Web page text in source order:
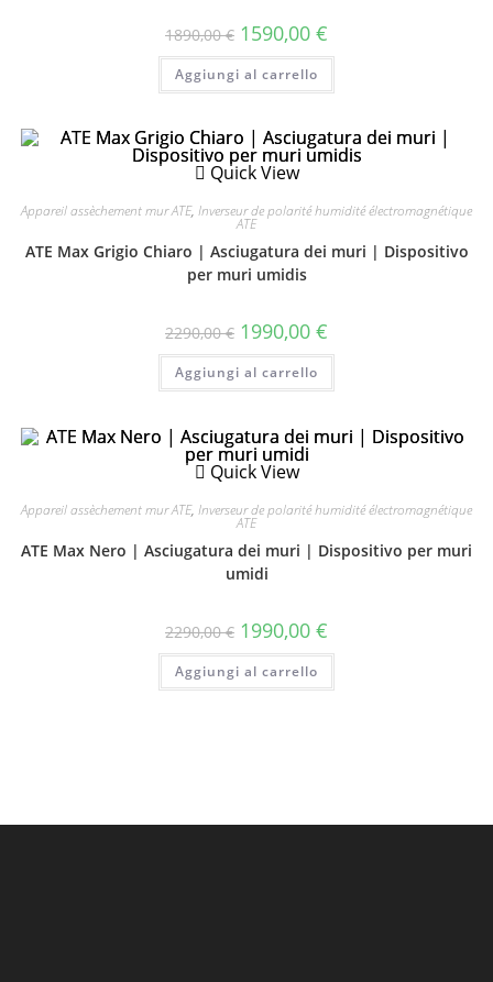
1890,00€ 1590,00 €
Aggiungi al carrello
Quick View
Appareil assèchement mur ATE, Inverseur de polarité humidité électromagnétique
ATE
ATE Max Grigio Chiaro | Asciugatura dei muri | Dispositivo
per muri umidis
2290,00€ 1990,00 €
Aggiungi al carrello
Quick View
Appareil assèchement mur ATE, Inverseur de polarité humidité électromagnétique
ATE
ATE Max Nero | Asciugatura dei muri | Dispositivo per muri
umidi
2290,00€ 1990,00 €
Aggiungi al carrello